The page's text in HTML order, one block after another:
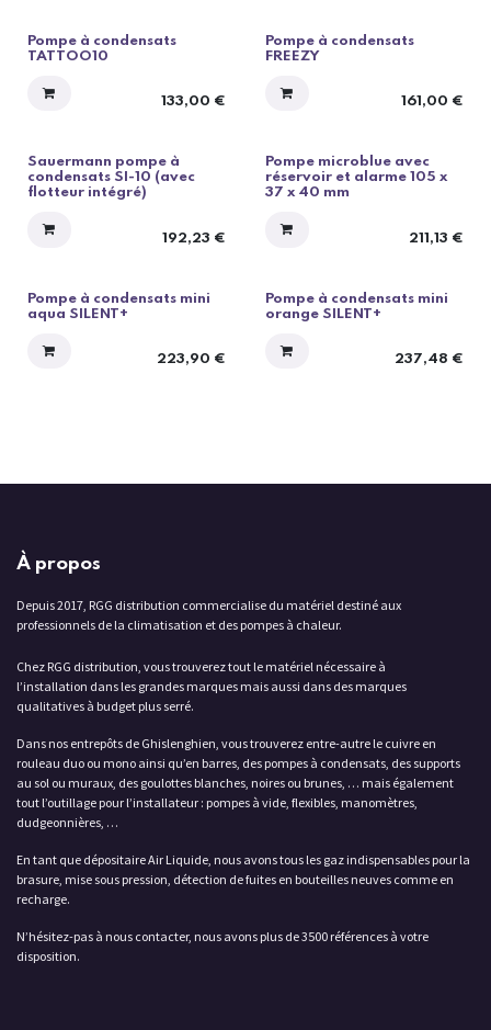
Pompe à condensats
TATTOO10
133,00 €
Pompe à condensats
FREEZY
161,00 €
Sauermann pompe à
condensats SI-10 (avec
flotteur intégré)
192,23 €
Pompe microblue avec
réservoir et alarme 105 x
37 x 40 mm
211,13 €
Pompe à condensats mini
aqua SILENT+
223,90 €
Pompe à condensats mini
orange SILENT+
237,48 €
À propos
Depuis 2017, RGG distribution commercialise du matériel destiné aux
professionnels de la climatisation et des pompes à chaleur.
Chez RGG distribution, vous trouverez tout le matériel nécessaire à
l’installation dans les grandes marques mais aussi dans des marques
qualitatives à budget plus serré.
Dans nos entrepôts de Ghislenghien, vous trouverez entre-autre le cuivre en
rouleau duo ou mono ainsi qu’en barres, des pompes à condensats, des supports
au sol ou muraux, des goulottes blanches, noires ou brunes, … mais également
tout l’outillage pour l’installateur : pompes à vide, flexibles, manomètres,
dudgeonnières, …
En tant que dépositaire Air Liquide, nous avons tous les gaz indispensables pour la
brasure, mise sous pression, détection de fuites en bouteilles neuves comme en
recharge.
N’hésitez-pas à nous contacter, nous avons plus de 3500 références à votre
disposition.